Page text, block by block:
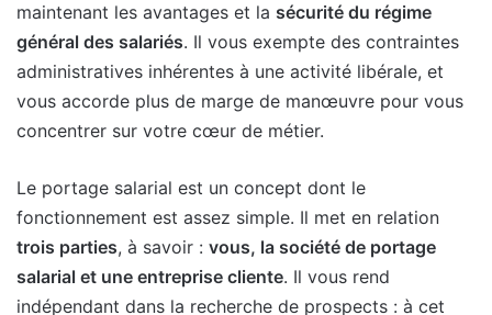
maintenant les avantages et la sécurité du régime
général des salariés. Il vous exempte des contraintes
administratives inhérentes à une activité libérale, et
vous accorde plus de marge de manœuvre pour vous
concentrer sur votre cœur de métier.
Le portage salarial est un concept dont le
fonctionnement est assez simple. Il met en relation
trois parties, à savoir : vous, la société de portage
salarial et une entreprise cliente. Il vous rend
indépendant dans la recherche de prospects : à cet